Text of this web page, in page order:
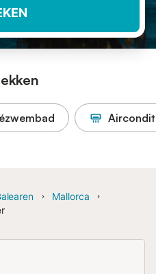
Mallorca